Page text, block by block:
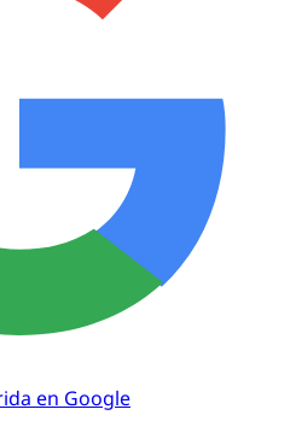
en Google